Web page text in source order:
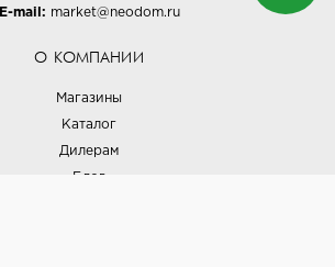
E-mail: market@neodom.ru
О КОМПАНИИ
Магазины
Каталог
Дилерам
Блог